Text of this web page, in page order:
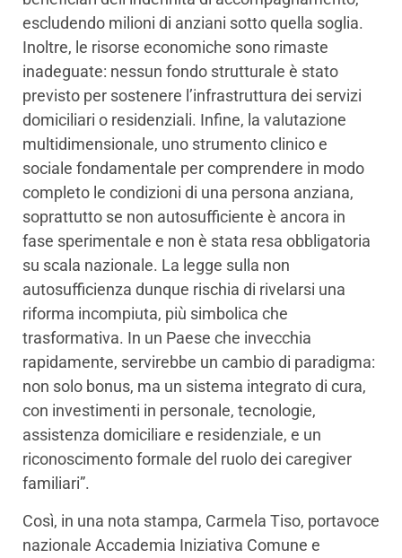
escludendo milioni di anziani sotto quella soglia.
Inoltre, le risorse economiche sono rimaste
inadeguate: nessun fondo strutturale è stato
previsto per sostenere l’infrastruttura dei servizi
domiciliari o residenziali. Infine, la valutazione
multidimensionale, uno strumento clinico e
sociale fondamentale per comprendere in modo
completo le condizioni di una persona anziana,
soprattutto se non autosufficiente è ancora in
fase sperimentale e non è stata resa obbligatoria
su scala nazionale. La legge sulla non
autosufficienza dunque rischia di rivelarsi una
riforma incompiuta, più simbolica che
trasformativa. In un Paese che invecchia
rapidamente, servirebbe un cambio di paradigma:
non solo bonus, ma un sistema integrato di cura,
con investimenti in personale, tecnologie,
assistenza domiciliare e residenziale, e un
riconoscimento formale del ruolo dei caregiver
familiari”.
Così, in una nota stampa, Carmela Tiso, portavoce
nazionale Accademia Iniziativa Comune e